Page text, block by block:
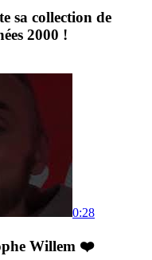
sa collection de
2000 !
0:28
Willem ❤️